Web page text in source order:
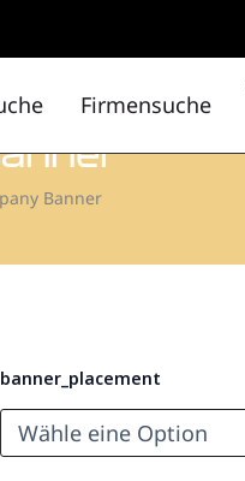
Firmensuche
Banner
banner_placement